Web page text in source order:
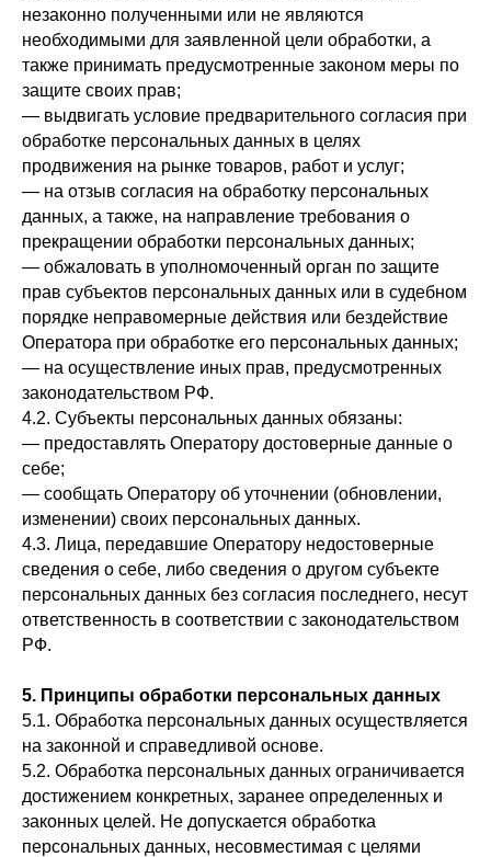
незаконно полученными или не являются
необходимыми для заявленной цели обработки, а
также принимать предусмотренные законом меры по
защите своих прав;
— выдвигать условие предварительного согласия при
обработке персональных данных в целях
продвижения на рынке товаров, работ и услуг;
— на отзыв согласия на обработку персональных
данных, а также, на направление требования о
прекращении обработки персональных данных;
— обжаловать в уполномоченный орган по защите
прав субъектов персональных данных или в судебном
порядке неправомерные действия или бездействие
Оператора при обработке его персональных данных;
— на осуществление иных прав, предусмотренных
законодательством РФ.
4.2. Субъекты персональных данных обязаны:
— предоставлять Оператору достоверные данные о
себе;
— сообщать Оператору об уточнении (обновлении,
изменении) своих персональных данных.
4.3. Лица, передавшие Оператору недостоверные
сведения о себе, либо сведения о другом субъекте
персональных данных без согласия последнего, несут
ответственность в соответствии с законодательством
РФ.
5. Принципы обработки персональных данных
5.1. Обработка персональных данных осуществляется
на законной и справедливой основе.
5.2. Обработка персональных данных ограничивается
достижением конкретных, заранее определенных и
законных целей. Не допускается обработка
персональных данных, несовместимая с целями